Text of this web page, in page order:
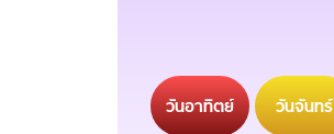
วันอาทิตย์ วันจันทร์